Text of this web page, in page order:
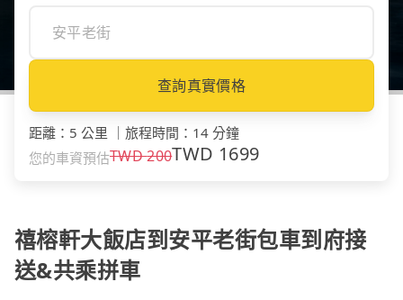
查詢真實價格
距離 ： 5 公里 旅程時間 ： 14 分鐘
您的車資預估TWD200TWD 1699
禧榕軒大飯店到安平老街包車到府接
送&共乘拼車